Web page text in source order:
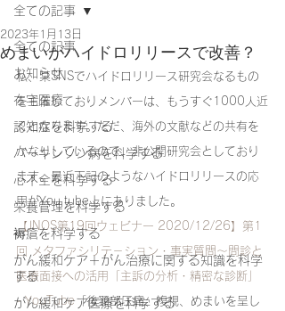
全ての記事
お知らせ
在宅医療
認知症を科学する
パーキンソン病を科学する
心不全を科学する
栄養管理を科学する
褥瘡を科学する
がん緩和ケア＋がん治療に関する知識を科学
する
がん緩和ケア医療を科学する
全ての記事
めまいがハイドロリリースで改善？
2023年1月13日
私、某SNSでハイドロリリース研究会なるもの
を主催しておりメンバーは、もうすぐ1000人近
くとなります。ただ、海外の文献などの共有を
かなりしているので、非公開研究会としており
ます。最近下記のようなハイドロリリースの応
用がYou tube上にありました。
【JNOS第19回ウェビナー 2020/12/26】第1
回 メタファシリテ－ション・事実質問～問診と
医療面接への活用「主訴の分析・精密な診断」
- YouTube「後頚部圧痛、複視、めまいを呈し